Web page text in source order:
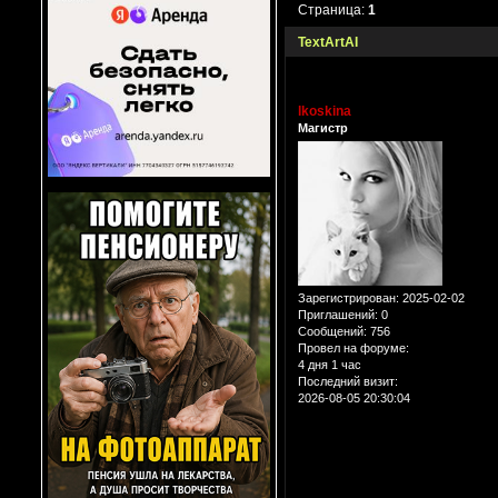
TextArtAI
Страница:1
lkoskina
Магистр
Зарегистрирован: 2025-02-02
Приглашений: 0
Сообщений: 756
Провел на форуме:
4 дня 1 час
Последний визит:
2026-08-05 20:30:04